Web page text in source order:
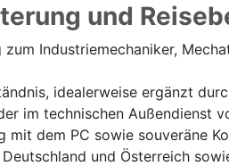
und
zum Industriemechaniker,
idealerweise ergänzt
im technischen Außendienst
mit dem PC sowie souveräne
und Österreich